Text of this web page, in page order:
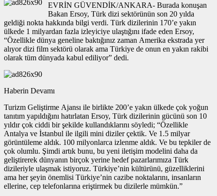
EVRİN GÜVENDİK/ANKARA- Burada konuşan
Bakan Ersoy, Türk dizi sektörünün son 20 yılda
geldiği nokta hakkında bilgi verdi. Türk dizilerinin 170’e yakın
ülkede 1 milyardan fazla izleyiciye ulaştığını ifade eden Ersoy,
“Özellikle dünya geneline baktığınız zaman Amerika ekstrada yer
alıyor dizi film sektörü olarak ama Türkiye de onun en yakın rakibi
olarak tüm dünyada kabul ediliyor” dedi.
Haberin Devamı
Turizm Geliştirme Ajansı ile birlikte 200’e yakın ülkede çok yoğun
tanıtım yapıldığını hatırlatan Ersoy, Türk dizilerinin gücünü son 10
yıldır çok ciddi bir şekilde kullandıklarını söyledi; “Özellikle
Antalya ve İstanbul ile ilgili mini diziler çektik. Ve 1.5 milyar
görüntüleme aldık. 100 milyonlarca izlenme aldık. Ve bu tepkiler de
çok olumlu. Şimdi artık bunu, bu yeni iletişim modelini daha da
geliştirerek dünyanın birçok yerine hedef pazarlarımıza Türk
dizileriyle ulaşmak istiyoruz. Türkiye’nin kültürünü, güzelliklerini
ama her şeyin önemlisi Türkiye’nin cazibe noktalarını, insanların
ellerine, cep telefonlarına eriştirmek bu dizilerle mümkün.”